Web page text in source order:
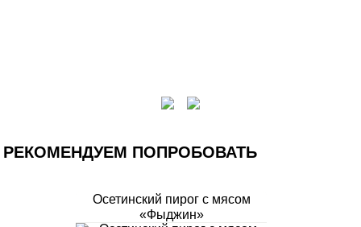
РЕКОМЕНДУЕМ ПОПРОБОВАТЬ
Осетинский пирог с мясом
«Фыджин»